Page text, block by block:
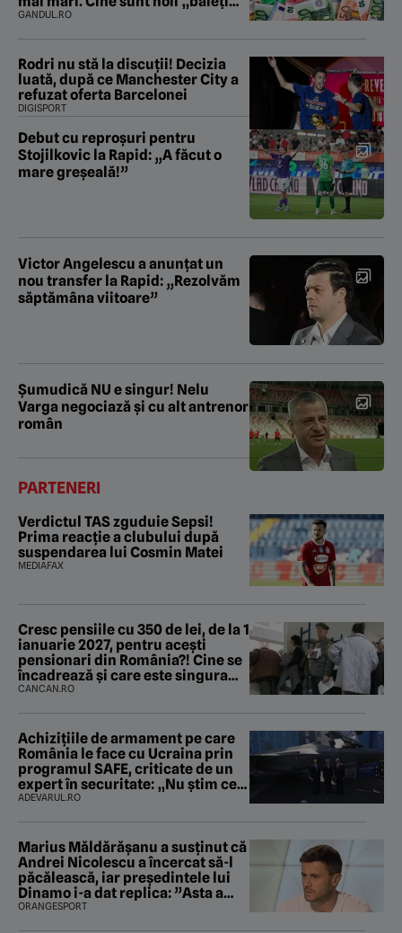
deștepți” din energie de la sud de
GANDUL.RO
Rodri nu stă la discuții! Decizia
luată, după ce Manchester City a
refuzat oferta Barcelonei
DIGISPORT
Debut cu reproșuri pentru
Stojilkovic la Rapid: „A făcut o
mare greșeală!”
Victor Angelescu a anunțat un
nou transfer la Rapid: „Rezolvăm
săptămâna viitoare”
Şumudică NU e singur! Nelu
Varga negociază şi cu alt antrenor
român
PARTENERI
Verdictul TAS zguduie Sepsi!
Prima reacție a clubului după
suspendarea lui Cosmin Matei
MEDIAFAX
Cresc pensiile cu 350 de lei, de la 1
ianuarie 2027, pentru acești
pensionari din România?! Cine se
încadrează și care este singura
condiție
CANCAN.RO
Achizițiile de armament pe care
România le face cu Ucraina prin
programul SAFE, criticate de un
expert în securitate: „Nu știm ce
arme ne trebuie”
ADEVARUL.RO
Marius Măldărăşanu a susţinut că
Andrei Nicolescu a încercat să-l
păcălească, iar preşedintele lui
Dinamo i-a dat replica: ”Asta a
fost istoria”
ORANGESPORT